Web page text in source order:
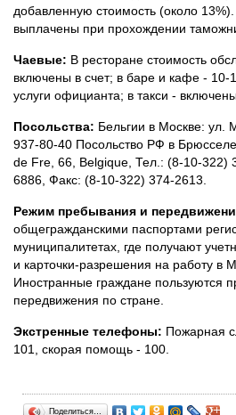
добавленную стоимость (около
выплачены при прохождении
Чаевые: В ресторане стоимость
включены в счет; в баре и кафе - 10-
услуги официанта; в такси -
Посольства: Бельгии в Москве: ул.
937-80-40 Посольство РФ в
de Fre, 66, Belgique, Тел.: (8-10-322)
6886, Факс: (8-10-322) 374-2613.
Режим пребывания и
общегражданскими паспортами
муниципалитетах, где получают
и карточки-разрешения на работу в
Иностранные граждане пользуются
передвижения по стране.
Экстренные телефоны: Пожарная
101, скорая помощь - 100.
Поделиться…